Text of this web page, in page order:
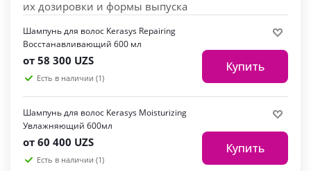
их дозировки и формы выпуска
Шампунь для волос Kerasys Repairing
Восстанавливающий 600 мл
Есть в наличии (1)
от 58 300 UZS Купить
Шампунь для волос Kerasys Moisturizing
Увлажняющий 600мл
Есть в наличии (1)
от 60 400 UZS Купить